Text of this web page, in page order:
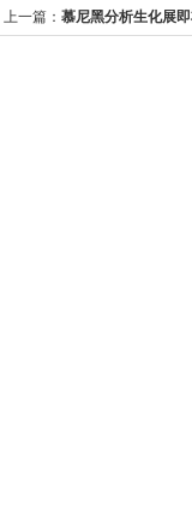
上一篇： 慕尼黑分析生化展